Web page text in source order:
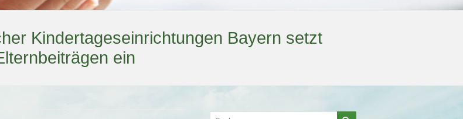
Kindertageseinrichtungen Bayern setzt
ein